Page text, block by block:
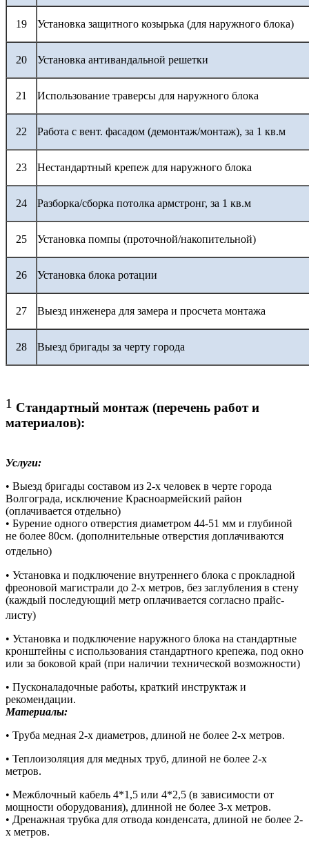
19 Установка защитного козырька (для наружного блока)
20 Установка антивандальной решетки
21 Использование траверсы для наружного блока
22 Работа с вент. фасадом (демонтаж/монтаж), за 1 кв.м
23 Нестандартный крепеж для наружного блока
24 Разборка/сборка потолка армстронг, за 1 кв.м
25 Установка помпы (проточной/накопительной)
26 Установка блока ротации
27 Выезд инженера для замера и просчета монтажа
28 Выезд бригады за черту города
1 Стандартный монтаж (перечень работ и
материалов):
Услуги:
• Выезд бригады составом из 2-х человек в черте города
Волгограда, исключение Красноармейский район
(оплачивается отдельно)
• Бурение одного отверстия диаметром 44-51 мм и глубиной
не более 80см. (дополнительные отверстия доплачиваются
отдельно)
• Установка и подключение внутреннего блока с прокладной
фреоновой магистрали до 2-х метров, без заглубления в стену
(каждый последующий метр оплачивается согласно прайс-
листу)
• Установка и подключение наружного блока на стандартные
кронштейны с использования стандартного крепежа, под окно
или за боковой край (при наличии технической возможности)
• Пусконаладочные работы, краткий инструктаж и
рекомендации.
Материалы:
• Труба медная 2-х диаметров, длиной не более 2-х метров.
• Теплоизоляция для медных труб, длиной не более 2-х
метров.
• Межблочный кабель 4*1,5 или 4*2,5 (в зависимости от
мощности оборудования), длинной не более 3-х метров.
• Дренажная трубка для отвода конденсата, длиной не более 2-
х метров.